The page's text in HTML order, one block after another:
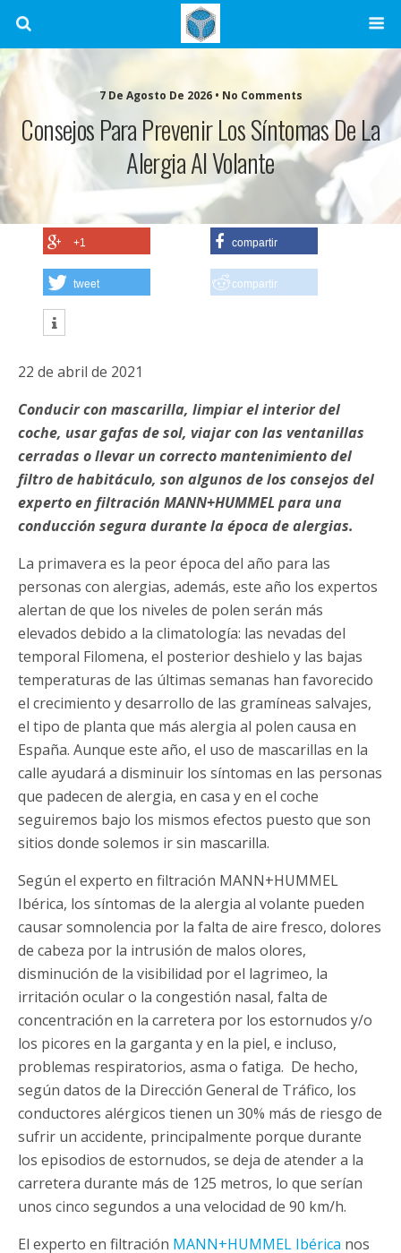
7 De Agosto De 2026 • No Comments
Consejos Para Prevenir Los Síntomas De La
Alergia Al Volante
+1 compartir
tweet compartir
22 de abril de 2021
Conducir con mascarilla, limpiar el interior del
coche, usar gafas de sol, viajar con las ventanillas
cerradas o llevar un correcto mantenimiento del
filtro de habitáculo, son algunos de los consejos del
experto en filtración MANN+HUMMEL para una
conducción segura durante la época de alergias.
La primavera es la peor época del año para las
personas con alergias, además, este año los expertos
alertan de que los niveles de polen serán más
elevados debido a la climatología: las nevadas del
temporal Filomena, el posterior deshielo y las bajas
temperaturas de las últimas semanas han favorecido
el crecimiento y desarrollo de las gramíneas salvajes,
el tipo de planta que más alergia al polen causa en
España. Aunque este año, el uso de mascarillas en la
calle ayudará a disminuir los síntomas en las personas
que padecen de alergia, en casa y en el coche
seguiremos bajo los mismos efectos puesto que son
sitios donde solemos ir sin mascarilla.
Según el experto en filtración MANN+HUMMEL
Ibérica, los síntomas de la alergia al volante pueden
causar somnolencia por la falta de aire fresco, dolores
de cabeza por la intrusión de malos olores,
disminución de la visibilidad por el lagrimeo, la
irritación ocular o la congestión nasal, falta de
concentración en la carretera por los estornudos y/o
los picores en la garganta y en la piel, e incluso,
problemas respiratorios, asma o fatiga. De hecho,
según datos de la Dirección General de Tráfico, los
conductores alérgicos tienen un 30% más de riesgo de
sufrir un accidente, principalmente porque durante
los episodios de estornudos, se deja de atender a la
carretera durante más de 125 metros, lo que serían
unos cinco segundos a una velocidad de 90 km/h.
El experto en filtración MANN+HUMMEL Ibérica nos